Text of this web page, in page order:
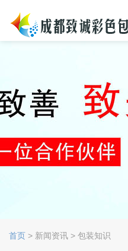
首页 > 新闻资讯 > 包装知识